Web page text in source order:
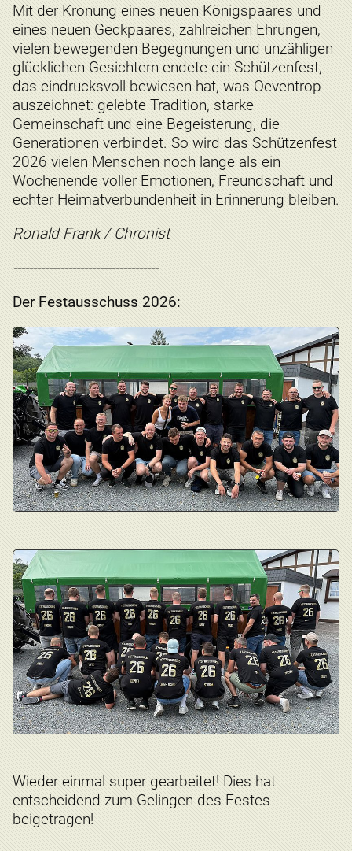
Mit der Krönung eines neuen Königspaares und
eines neuen Geckpaares, zahlreichen Ehrungen,
vielen bewegenden Begegnungen und unzähligen
glücklichen Gesichtern endete ein Schützenfest,
das eindrucksvoll bewiesen hat, was Oeventrop
auszeichnet: gelebte Tradition, starke
Gemeinschaft und eine Begeisterung, die
Generationen verbindet. So wird das Schützenfest
2026 vielen Menschen noch lange als ein
Wochenende voller Emotionen, Freundschaft und
echter Heimatverbundenheit in Erinnerung bleiben.
Ronald Frank / Chronist
-------------------------------------
Der Festausschuss 2026:
Wieder einmal super gearbeitet! Dies hat
entscheidend zum Gelingen des Festes
beigetragen!